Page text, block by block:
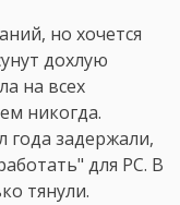
но хочется
дохлую
на всех
никогда.
года задержали,
для PC. В
тянули.